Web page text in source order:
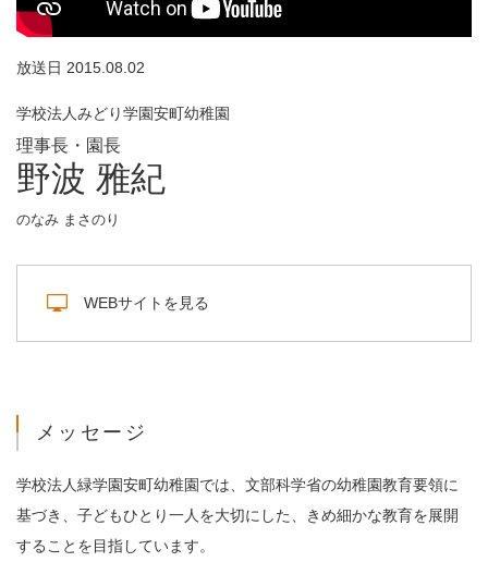
放送日 2015.08.02
学校法人みどり学園安町幼稚園
理事長・園長
野波 雅紀
のなみ まさのり
WEBサイトを見る
メッセージ
学校法人緑学園安町幼稚園では、文部科学省の幼稚園教育要領に
基づき、子どもひとり一人を大切にした、きめ細かな教育を展開
することを目指しています。